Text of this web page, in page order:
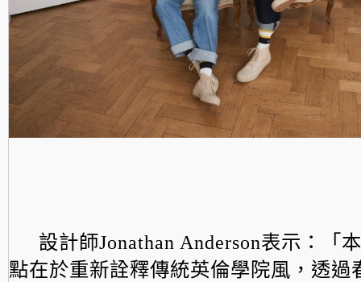
設計師Jonathan Anderson表示：「
點在於重新詮釋傳統英倫學院風， 透過